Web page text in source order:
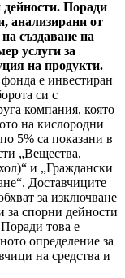
Поради
анализирани от
създаване на
услуги за
на продукти.
е инвестиран
си с
компания, която
на кислородни
5% са показани в
„Вещества,
и „Граждански
Доставчиците
за изключване
за спорни дейности
това е
определение за
на средства и